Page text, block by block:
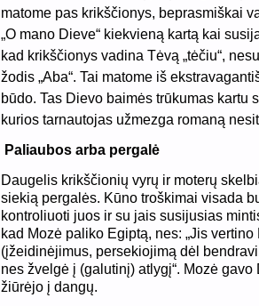
matome pas krikščionys, beprasmiškai
„O mano Dieve“ kiekvieną kartą kai
kad krikščionys vadina Tėvą „tėčiu“,
žodis „Aba“. Tai matome iš
būdo. Tas Dievo baimės trūkumas kartu
kurios tarnautojas užmezga romaną
Paliaubos arba pergalė
Daugelis krikščionių vyrų ir moterų
siekią pergalės. Kūno troškimai visada
kontroliuoti juos ir su jais susijusias
kad Mozė paliko Egiptą, nes: „Jis
(įžeidinėjimus, persekiojimą dėl
nes žvelgė į (galutinį) atlygį“. Mozė
žiūrėjo į dangų.